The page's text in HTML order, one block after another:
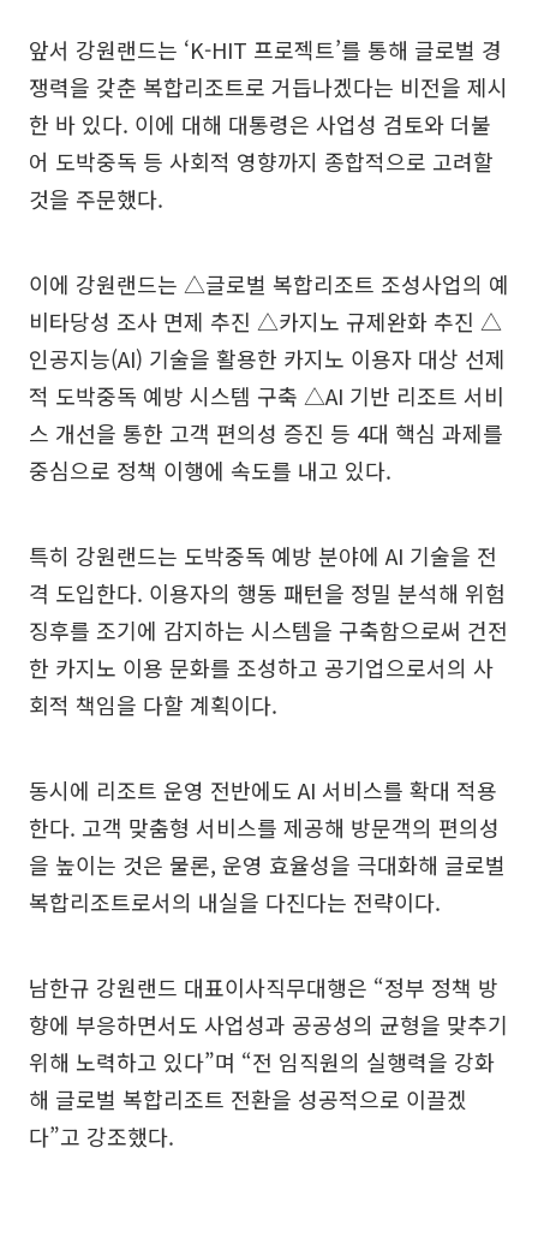
앞서 강원랜드는 ‘K-HIT 프로젝트’를 통해 글로벌 경
쟁력을 갖춘 복합리조트로 거듭나겠다는 비전을 제시
한 바 있다. 이에 대해 대통령은 사업성 검토와 더불
어 도박중독 등 사회적 영향까지 종합적으로 고려할
것을 주문했다.
이에 강원랜드는 △글로벌 복합리조트 조성사업의 예
비타당성 조사 면제 추진 △카지노 규제완화 추진 △
인공지능(AI) 기술을 활용한 카지노 이용자 대상 선제
적 도박중독 예방 시스템 구축 △AI 기반 리조트 서비
스 개선을 통한 고객 편의성 증진 등 4대 핵심 과제를
중심으로 정책 이행에 속도를 내고 있다.
특히 강원랜드는 도박중독 예방 분야에 AI 기술을 전
격 도입한다. 이용자의 행동 패턴을 정밀 분석해 위험
징후를 조기에 감지하는 시스템을 구축함으로써 건전
한 카지노 이용 문화를 조성하고 공기업으로서의 사
회적 책임을 다할 계획이다.
동시에 리조트 운영 전반에도 AI 서비스를 확대 적용
한다. 고객 맞춤형 서비스를 제공해 방문객의 편의성
을 높이는 것은 물론, 운영 효율성을 극대화해 글로벌
복합리조트로서의 내실을 다진다는 전략이다.
남한규 강원랜드 대표이사직무대행은 “정부 정책 방
향에 부응하면서도 사업성과 공공성의 균형을 맞추기
위해 노력하고 있다”며 “전 임직원의 실행력을 강화
해 글로벌 복합리조트 전환을 성공적으로 이끌겠
다”고 강조했다.